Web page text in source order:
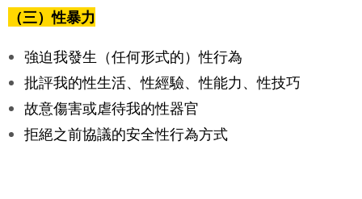
（三）性暴力
強迫我發生（任何形式的）性行為
批評我的性生活、性經驗、性能力、性技巧
故意傷害或虐待我的性器官
拒絕之前協議的安全性行為方式